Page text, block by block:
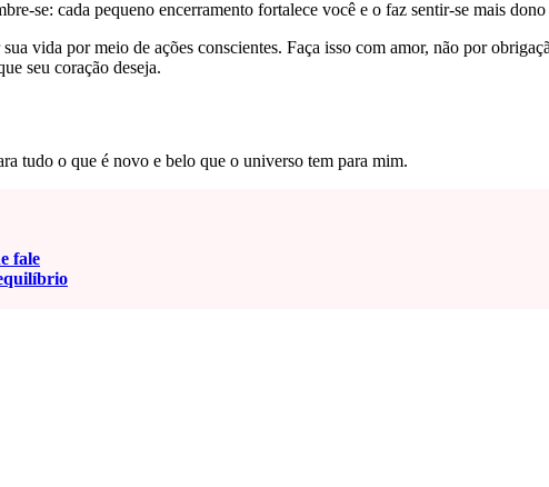
se: cada pequeno encerramento fortalece você e o faz sentir-se mais
vida por meio de ações conscientes. Faça isso com amor, não por
seu coração deseja.
tudo o que é novo e belo que o universo tem para mim.
fale